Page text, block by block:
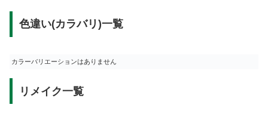
色違い(カラバリ)一覧
カラーバリエーションはありません
リメイク一覧